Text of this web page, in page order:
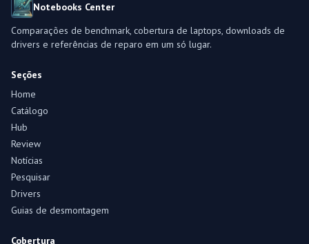
Notebooks Center
Comparações de benchmark, cobertura de laptops, downloads de
drivers e referências de reparo em um só lugar.
Seções
Home
Catálogo
Hub
Review
Notícias
Pesquisar
Drivers
Guias de desmontagem
Cobertura